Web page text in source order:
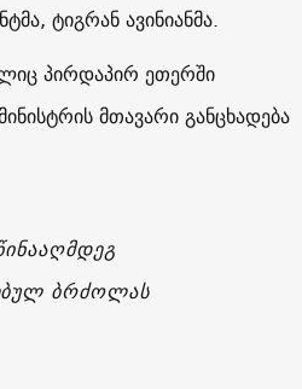
ტიგრან ავინიანმა.
პირდაპირ ეთერში
მთავარი განცხადება
ბრძოლას